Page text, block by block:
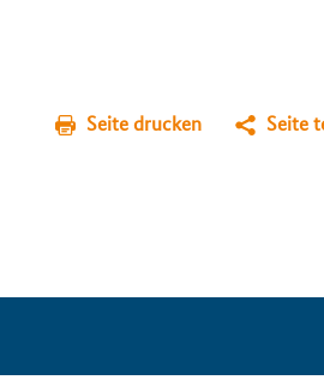
Seite drucken Seite